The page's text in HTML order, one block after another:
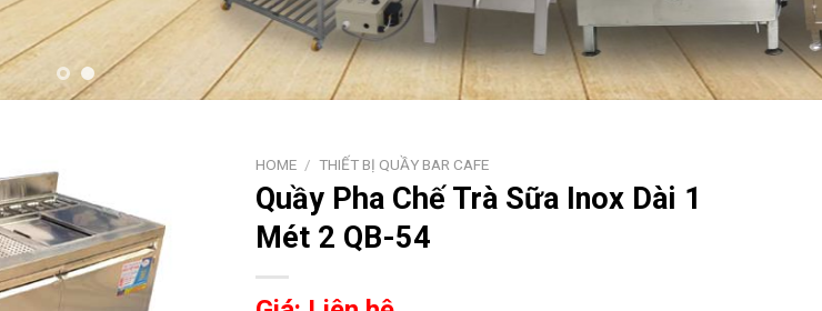
HOME / THIẾT BỊ QUẦY BAR CAFE
Quầy Pha Chế Trà Sữa Inox Dài 1
Mét 2 QB-54